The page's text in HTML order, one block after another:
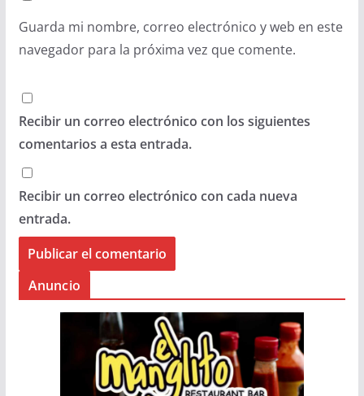
Guarda mi nombre, correo electrónico y web en este
navegador para la próxima vez que comente.
Recibir un correo electrónico con los siguientes
comentarios a esta entrada.
Recibir un correo electrónico con cada nueva
entrada.
Anuncio